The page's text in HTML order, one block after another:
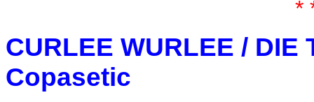
*
CURLEE WURLEE / DIE
Copasetic